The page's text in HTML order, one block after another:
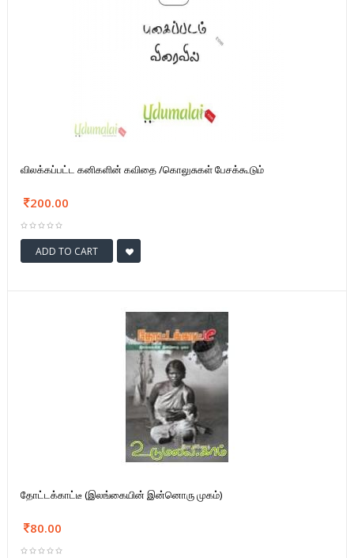
விலக்கப்பட்ட கனிகளின் கவிதை /கொலுசுகள் பேசக்கூடும்
200.00
ADD TO CART
தோட்டக்காட்டீ (இலங்கையின் இன்னொரு முகம்)
80.00